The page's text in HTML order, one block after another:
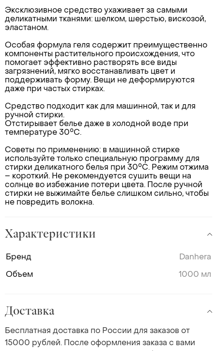
Эксклюзивное средство ухаживает за самыми
деликатными тканями: шелком, шерстью, вискозой,
эластаном.
Особая формула геля содержит преимущественно
компоненты растительного происхождения, что
помогает эффективно растворять все виды
загрязнений, мягко восстанавливать цвет и
поддерживать форму. Вещи не деформируются
даже при частых стирках.
Средство подходит как для машинной, так и для
ручной стирки.
Отстирывает белье даже в холодной воде при
температуре 30°С.
Советы по применению: в машинной стирке
используйте только специальную программу для
стирки деликатного белья при 30°С. Режим отжима
– короткий. Не рекомендуется сушить вещи на
солнце во избежание потери цвета. После ручной
стирки не выжимайте белье слишком сильно, чтобы
не повредить волокна.
Характеристики
Бренд Danhera
Объем 1000 мл
Доставка
Бесплатная доставка по России для заказов от
15000 рублей. После оформления заказа с вами